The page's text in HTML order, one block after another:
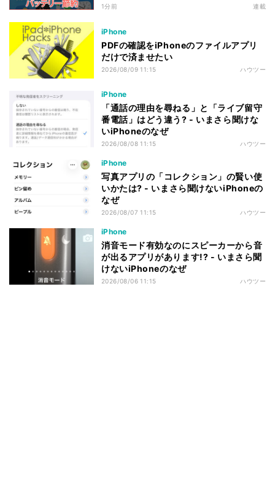
1分前 連載
iPhone
PDFの確認をiPhoneのファイルアプリ
だけで済ませたい
2026/08/09 11:15 ハウツー
iPhone
「通話の理由を尋ねる」と「ライブ留守
番電話」はどう違う? - いまさら聞けな
いiPhoneのなぜ
2026/08/08 11:15 ハウツー
iPhone
写真アプリの「コレクション」の賢い使
いかたは? - いまさら聞けないiPhoneの
なぜ
2026/08/07 11:15 ハウツー
iPhone
消音モード有効なのにスピーカーから音
が出るアプリがあります!? - いまさら聞
けないiPhoneのなぜ
2026/08/06 11:15 ハウツー